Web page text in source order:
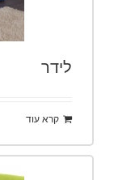
לידר
קרא עוד